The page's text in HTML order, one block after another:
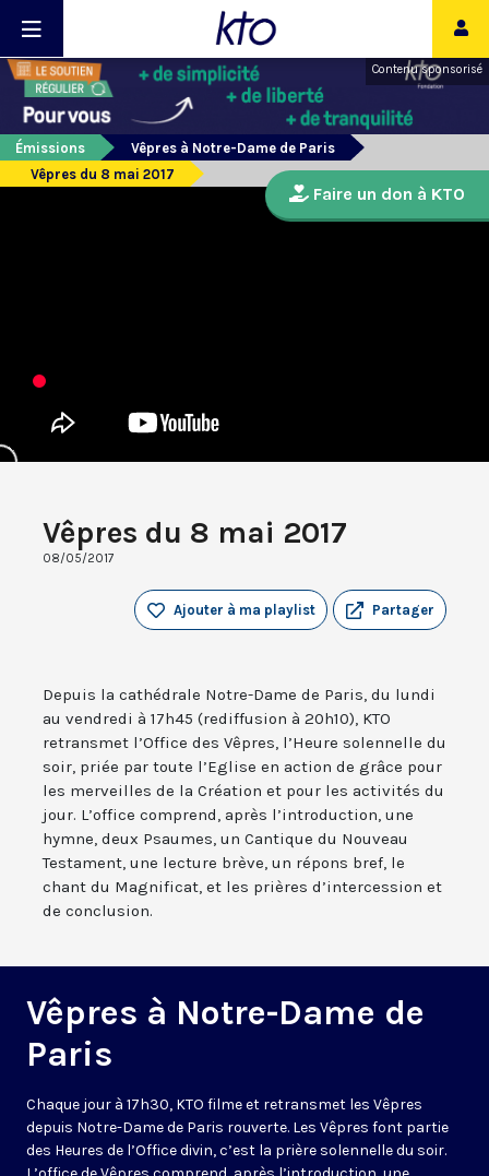
Contenu sponsorisé
Émissions
Vêpres à Notre-Dame de Paris
Vêpres du 8 mai 2017
Vêpres du 8 mai 2017
08/05/2017
Partager
Ajouter à ma playlist
Depuis la cathédrale Notre-Dame de Paris, du lundi
au vendredi à 17h45 (rediffusion à 20h10), KTO
retransmet l’Office des Vêpres, l’Heure solennelle du
soir, priée par toute l’Eglise en action de grâce pour
les merveilles de la Création et pour les activités du
jour. L’office comprend, après l’introduction, une
hymne, deux Psaumes, un Cantique du Nouveau
Testament, une lecture brève, un répons bref, le
chant du Magnificat, et les prières d’intercession et
de conclusion.
Vêpres à Notre-Dame de
Paris
Chaque jour à 17h30, KTO filme et retransmet les Vêpres
depuis Notre-Dame de Paris rouverte. Les Vêpres font partie
des Heures de l’Office divin, c’est la prière solennelle du soir.
Faire un don à KTO